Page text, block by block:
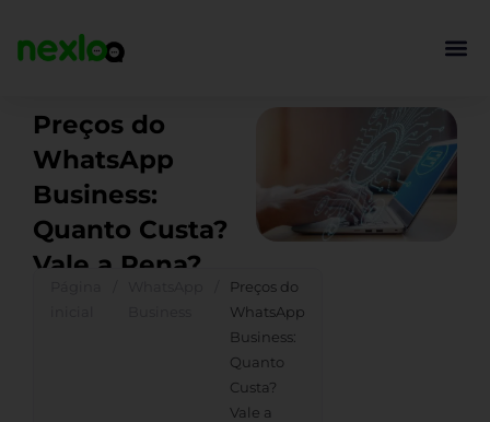
para
Preços do
WhatsApp
Business:
Quanto Custa?
Vale a Pena?
Preços do
WhatsApp
Business:
Quanto
Custa?
Vale a